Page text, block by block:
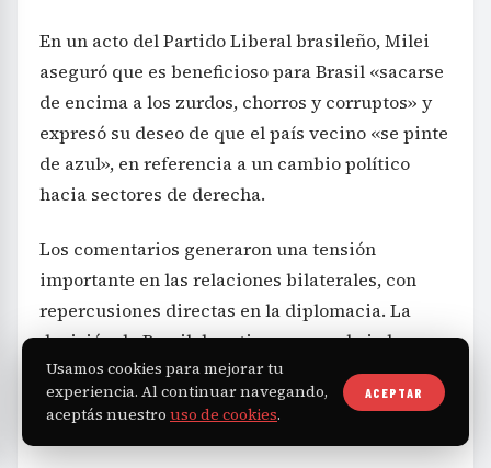
En un acto del Partido Liberal brasileño, Milei
aseguró que es beneficioso para Brasil «sacarse
de encima a los zurdos, chorros y corruptos» y
expresó su deseo de que el país vecino «se pinte
de azul», en referencia a un cambio político
hacia sectores de derecha.
Los comentarios generaron una tensión
importante en las relaciones bilaterales, con
repercusiones directas en la diplomacia. La
decisión de Brasil de retirar a su embajador y
degradar la representación busca expresar un
claro rechazo a las constantes ofensas del
Usamos cookies para mejorar tu
experiencia. Al continuar navegando,
aceptás nuestro uso de cookies.
ACEPTAR